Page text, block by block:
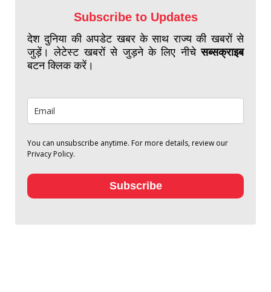
Subscribe to Updates
देश दुनिया की अपडेट खबर के साथ राज्य की खबरों से
जुड़ें। लेटेस्ट खबरों से जुड़ने के लिए नीचेसब्सक्राइब
बटन क्लिक करें।
You can unsubscribe anytime. For more details, review our
Privacy Policy.
Subscribe